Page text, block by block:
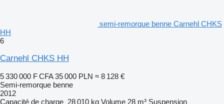
semi-remorque benne Carnehl CHKS
HH
6
Carnehl CHKS HH
5 330 000 F CFA 35 000 PLN ≈ 8 128 €
Semi-remorque benne
2012
Capacité de charge 28 010 kg Volume 28 m³ Suspension